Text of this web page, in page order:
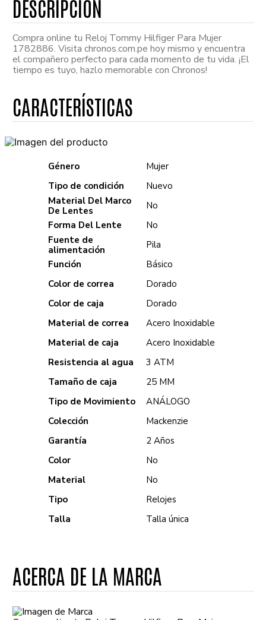
Compra online tu Reloj Tommy Hilfiger Para Mujer
1782886. Visita chronos.com.pe hoy mismo y encuentra
el compañero perfecto para cada momento de tu vida. ¡El
tiempo es tuyo, hazlo memorable con Chronos!
Género
Mujer
Tipo de condición
Nuevo
Material Del Marco
De Lentes
No
Forma Del Lente
No
Fuente de
alimentación
Pila
Función
Básico
Color de correa
Dorado
Color de caja
Dorado
Material de correa
Acero Inoxidable
Material de caja
Acero Inoxidable
Resistencia al agua
3 ATM
Tamaño de caja
25 MM
Tipo de Movimiento
ANÁLOGO
Colección
Mackenzie
Garantía
2 Años
Color
No
Material
No
Tipo
Relojes
Talla
Talla única
ACERCA DE LA MARCA